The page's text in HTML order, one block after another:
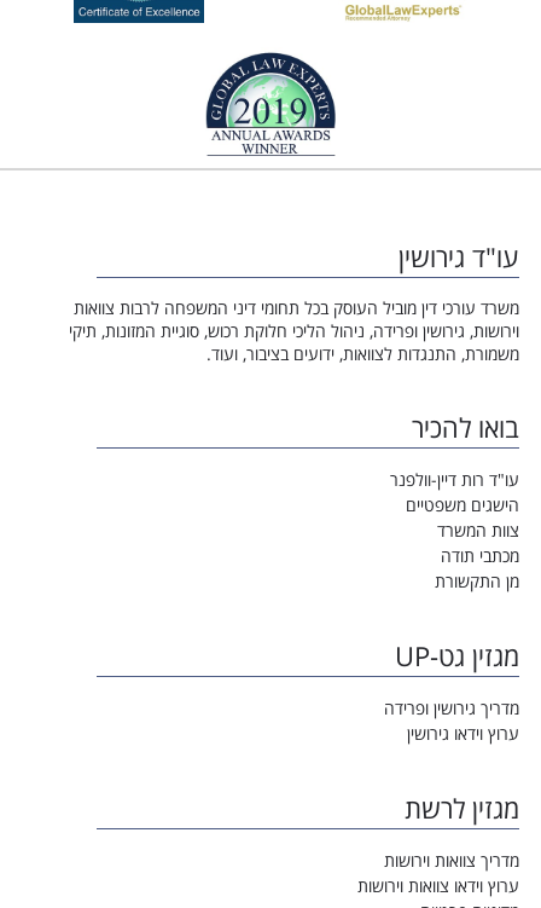
עו"ד גירושין
משרד עורכי דין מוביל העוסק בכל תחומי דיני המשפחה לרבות צוואות
וירושות, גירושין ופרידה, ניהול הליכי חלוקת רכוש, סוגיית המזונות, תיקי
משמורת, התנגדות לצוואות, ידועים בציבור, ועוד.
בואו להכיר
עו"ד רות דיין-וולפנר
הישגים משפטיים
צוות המשרד
מכתבי תודה
מן התקשורת
מגזין גט-UP
מדריך גירושין ופרידה
ערוץ וידאו גירושין
מגזין לרשת
מדריך צוואות וירושות
ערוץ וידאו צוואות וירושות